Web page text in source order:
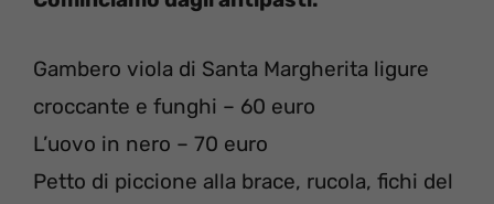
Gambero viola di Santa Margherita ligure
croccante e funghi – 60 euro
L’uovo in nero – 70 euro
Petto di piccione alla brace, rucola, fichi del